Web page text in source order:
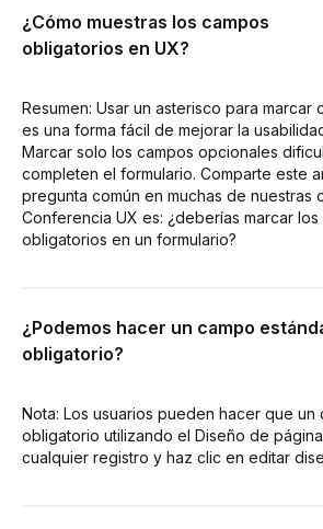
¿Cómo muestras los campos
obligatorios en UX?
Resumen: Usar un asterisco para marcar
es una forma fácil de mejorar la
Marcar solo los campos opcionales
completen el formulario. Comparte este
pregunta común en muchas de nuestras
Conferencia UX es: ¿deberías marcar los
obligatorios en un formulario?
¿Podemos hacer un campo
obligatorio?
Nota: Los usuarios pueden hacer que un
obligatorio utilizando el Diseño de página
cualquier registro y haz clic en editar